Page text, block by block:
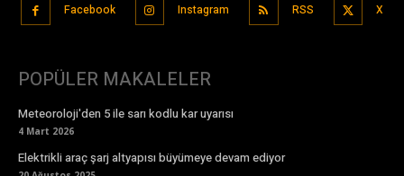
Facebook Instagram RSS X
POPÜLER MAKALELER
Meteoroloji'den 5 ile sarı kodlu kar uyarısı
4 Mart 2026
Elektrikli araç şarj altyapısı büyümeye devam ediyor